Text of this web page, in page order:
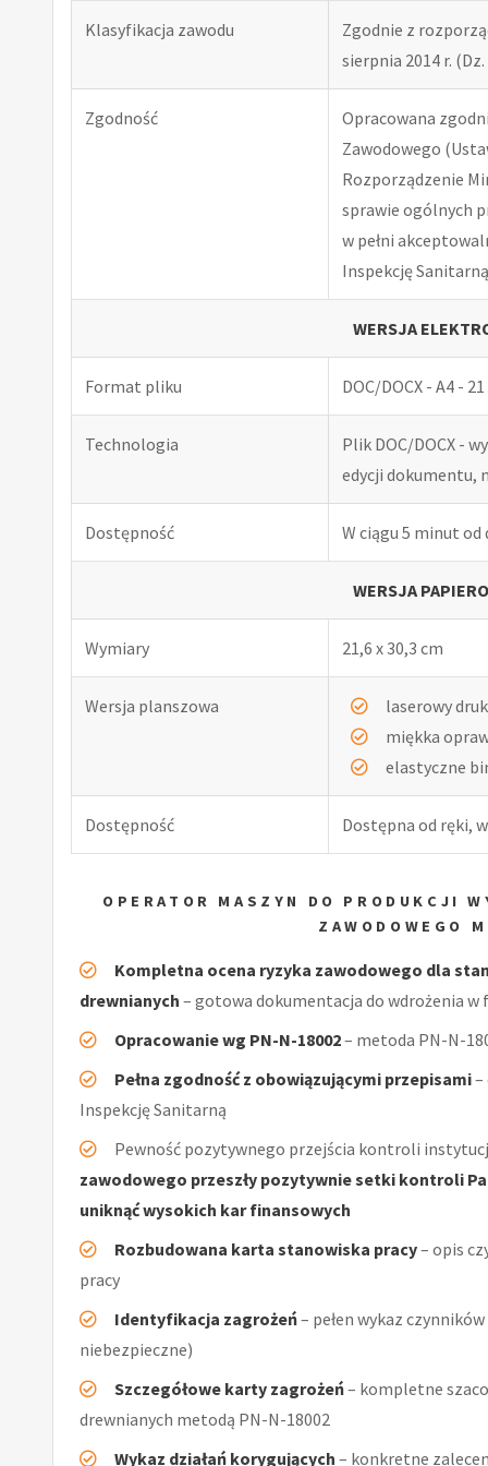
Klasyfikacja zawodu
Zgodnie z
sierpnia 2014 r. (Dz.
Zgodność
Opracowana
Zawodowego
Rozporządzenie
sprawie ogólnych
w pełni
Inspekcję
WERSJA
Format pliku DOC/DOCX - A4 -
Technologia
Plik DOC/DOCX -
edycji dokumentu,
Dostępność W ciągu 5 minut
WERSJA
Wymiary 21,6 x 30,3 cm
Wersja planszowa
laserowy
miękka
elastyczne
Dostępność Dostępna od ręki,
OPERATOR MASZYN DO PRODUKCJI
ZAWODOWEGO
Kompletna ocena ryzyka zawodowego dla
drewnianych – gotowa dokumentacja do wdrożenia w
Opracowanie wg PN-N-18002– metoda PN-N-
Pełna zgodność z obowiązującymi przepisami–
Inspekcję Sanitarną
Pewność pozytywnego przejścia kontroli
zawodowego przeszły pozytywnie setki kontroli
uniknąć wysokich kar finansowych
Rozbudowana karta stanowiska pracy– opis
pracy
Identyfikacja zagrożeń– pełen wykaz
niebezpieczne)
Szczegółowe karty zagrożeń– kompletne
drewnianych metodą PN-N-18002
Wykaz działań korygujących – konkretne